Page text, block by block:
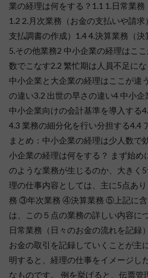
業の経理は何をする？1.1 1.日常業務
1.2 2.月次業務（お金の支払いや請
支払調書の作成）1.4 4.決算業務（
5.その他業務2 中小企業の経理はこ
数でこなす2.2 繁忙期は人員不足に
中小企業と大企業の経理はここが違
の違い3.2 出世の早さの違い4 中小
中小企業向けの会計基準を導入する
4.3 業務の細分化を行い分担する4.4
まとめ：中小企業の経理は少人数で
小企業の経理は何をする？ まず始
のような業務が生じるのか、大きく
理の仕事内容としては、主に5点あ
務 ③年次業務 ④決算業務 ⑤上記に含
は、この５点の業務の詳しい内容に
日常業務（日々のお金の流れを記録
お金の取引を記録していくことが主
明すると、経理の仕事をイメージし
なものです。 例を挙げると、伝票